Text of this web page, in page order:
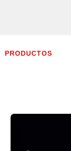
PRODUCTOS